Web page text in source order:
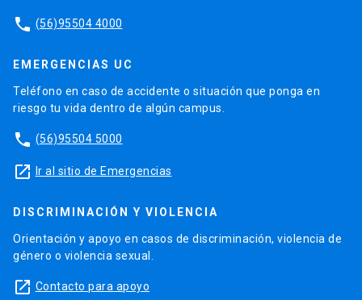
phone (56)95504 4000
EMERGENCIAS UC
Teléfono en caso de accidente o situación que ponga en
riesgo tu vida dentro de algún campus.
phone (56)95504 5000
launch Ir al sitio de Emergencias
DISCRIMINACIÓN Y VIOLENCIA
Orientación y apoyo en casos de discriminación, violencia de
género o violencia sexual.
launch Contacto para apoyo